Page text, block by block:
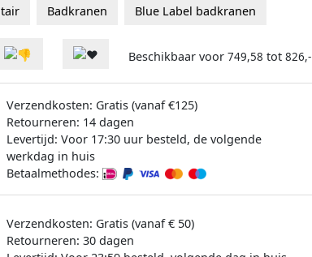
Badkranen Blue Label badkranen
Beschikbaar voor 749,58 tot 826,-
Verzendkosten: Gratis (vanaf €125)
Retourneren: 14 dagen
Levertijd: Voor 17:30 uur besteld, de volgende
werkdag in huis
Betaalmethodes:
Verzendkosten: Gratis (vanaf € 50)
Retourneren: 30 dagen